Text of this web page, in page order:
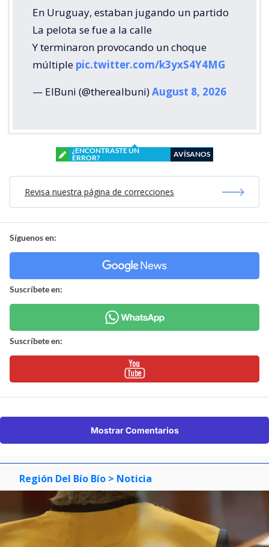
En Uruguay, estaban jugando un partido
La pelota se fue a la calle
Y terminaron provocando un choque
múltiple pic.twitter.com/k3yxS4Y4MG
— ElBuni (@therealbuni)August 8, 2026
¿ENCONTRASTE UN
ERROR?
AVÍSANOS
Revisa nuestra página de correcciones
Síguenos en:
Suscríbete en:
Suscríbete en:
Mostrar Comentarios
Región Del Bío Bío > Noticia